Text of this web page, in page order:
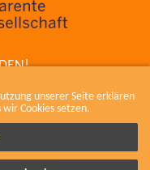
unserer Seite erklären
Cookies setzen.